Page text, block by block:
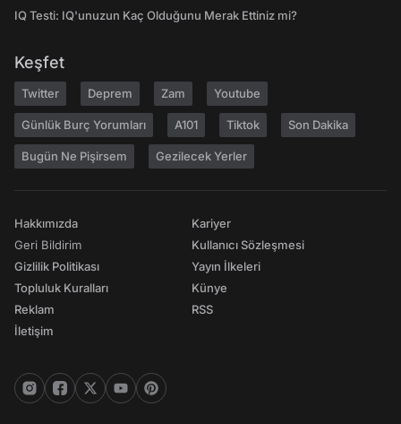
IQ Testi: IQ'unuzun Kaç Olduğunu Merak Ettiniz mi?
Keşfet
Twitter Deprem Zam Youtube
Günlük Burç Yorumları A101 Tiktok Son Dakika
Bugün Ne Pişirsem Gezilecek Yerler
Hakkımızda
Geri Bildirim
Gizlilik Politikası
Topluluk Kuralları
Reklam
İletişim
Kariyer
Kullanıcı Sözleşmesi
Yayın İlkeleri
Künye
RSS